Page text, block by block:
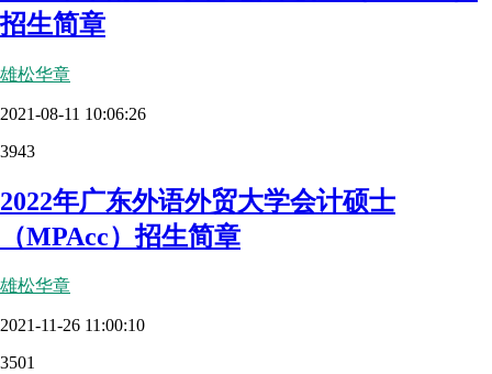
招生简章
雄松华章
2021-08-11 10:06:26
3943
2022年广东外语外贸大学会计硕士
（MPAcc）招生简章
雄松华章
2021-11-26 11:00:10
3501